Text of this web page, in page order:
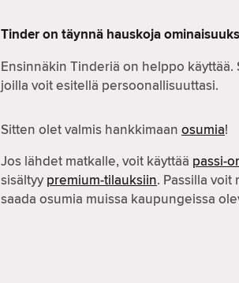
Tinder on täynnä hauskoja
Ensinnäkin Tinderiä on helppo käyttää.
joilla voit esitellä persoonallisuuttasi.
Sitten olet valmis hankkimaan osumia!
Jos lähdet matkalle, voit käyttää passi-
sisältyypremium-tilauksiin. Passilla voit
saada osumia muissa kaupungeissa